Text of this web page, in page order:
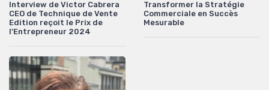
Interview de Victor Cabrera
CEO de Technique de Vente
Edition reçoit le Prix de
l'Entrepreneur 2024
Transformer la Stratégie
Commerciale en Succès
Mesurable